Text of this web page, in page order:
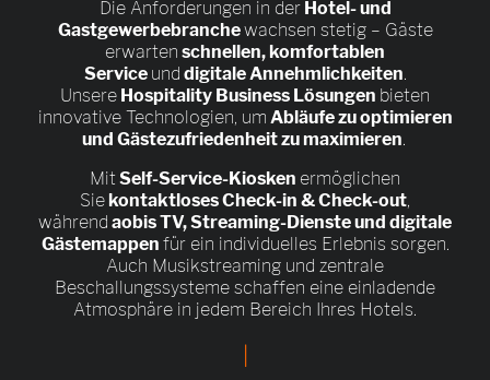
Die Anforderungen in der Hotel- und
Gastgewerbebranchewachsen stetig – Gäste
erwarten schnellen, komfortablen
Serviceund digitale Annehmlichkeiten.
Unsere Hospitality Business Lösungen bieten
innovative Technologien, um Abläufe zu optimieren
und Gästezufriedenheit zu maximieren.
MitSelf-Service-Kiosken ermöglichen
Sie kontaktloses Check-in & Check-out,
während aobis TV, Streaming-Dienste und digitale
Gästemappen für ein individuelles Erlebnis sorgen.
Auch Musikstreaming und zentrale
Beschallungssysteme schaffen eine einladende
Atmosphäre in jedem Bereich Ihres Hotels.